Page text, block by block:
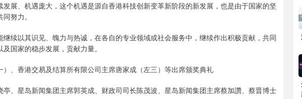
展、机遇庞大，这个机遇是源自香港科技创新变革新阶段的新发展，也是由于国家的坚
努力。
续以其识见、魄力与热诚，在各自的专业领域或社会服务中，继续作出积极贡献，共同
国家的稳步发展，贡献力量。
、香港交易及结算所有限公司主席唐家成（左三）等出席颁奖典礼
、星岛新闻集团主席郭英成、财政司司长陈茂波、星岛新闻集团主席蔡加讚、蔡晋博士